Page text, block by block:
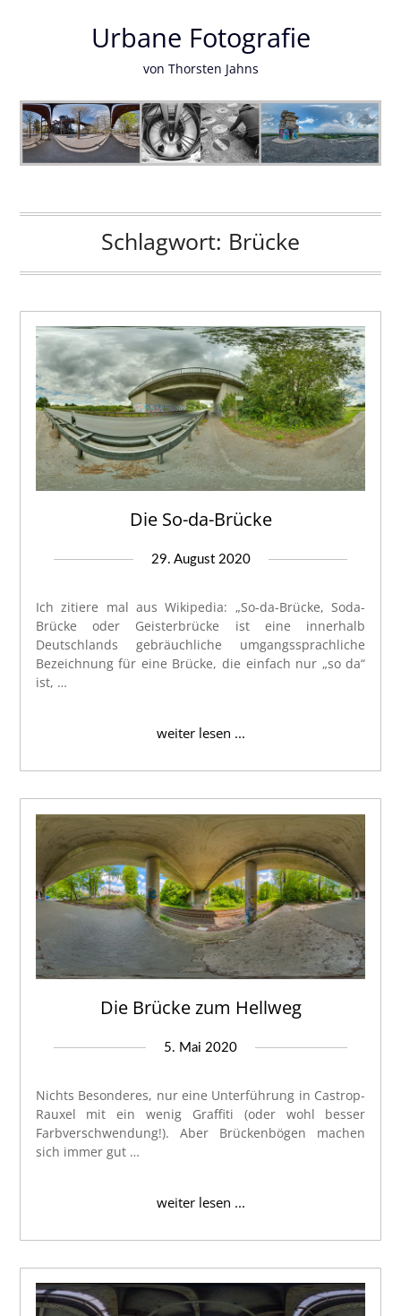
Urbane Fotografie
von Thorsten Jahns
Schlagwort: Brücke
Die So-da-Brücke
29. August 2020
Ich zitiere mal aus Wikipedia: „So-da-Brücke, Soda-
Brücke oder Geisterbrücke ist eine innerhalb
Deutschlands gebräuchliche umgangssprachliche
Bezeichnung für eine Brücke, die einfach nur „so da“
ist, …
weiter lesen ...
Die Brücke zum Hellweg
5. Mai 2020
Nichts Besonderes, nur eine Unterführung in Castrop-
Rauxel mit ein wenig Graffiti (oder wohl besser
Farbverschwendung!). Aber Brückenbögen machen
sich immer gut …
weiter lesen ...